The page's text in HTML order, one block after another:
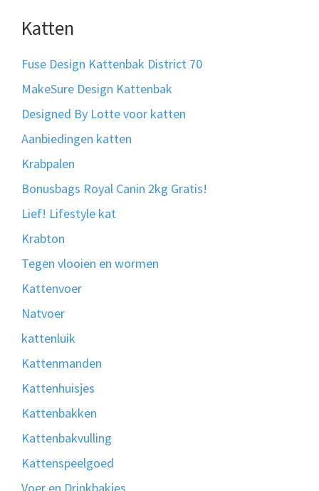
Katten
Fuse Design Kattenbak District 70
MakeSure Design Kattenbak
Designed By Lotte voor katten
Aanbiedingen katten
Krabpalen
Bonusbags Royal Canin 2kg Gratis!
Lief! Lifestyle kat
Krabton
Tegen vlooien en wormen
Kattenvoer
Natvoer
kattenluik
Kattenmanden
Kattenhuisjes
Kattenbakken
Kattenbakvulling
Kattenspeelgoed
Voer en Drinkbakjes